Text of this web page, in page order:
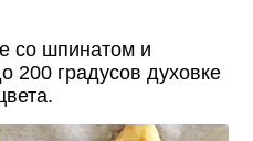
со шпинатом и
200 градусов духовке